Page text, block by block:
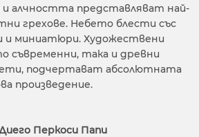
алчността представляват най-
грехове. Небето блести със
и миниатюри. Художествени
съвременни, така и древни
подчертават абсолютната
произведение.
Перкоси Папи